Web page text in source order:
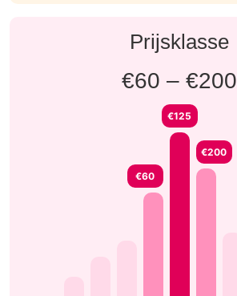
Prijsklasse
€60 – €200
€60
€125
€200